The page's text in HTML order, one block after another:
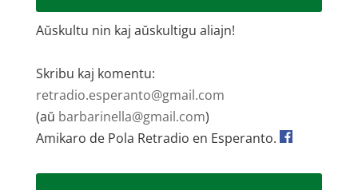
Aŭskultu nin kaj aŭskultigu aliajn!
Skribu kaj komentu:
retradio.esperanto@gmail.com
(aŭ barbarinella@gmail.com)
Amikaro de Pola Retradio en Esperanto.